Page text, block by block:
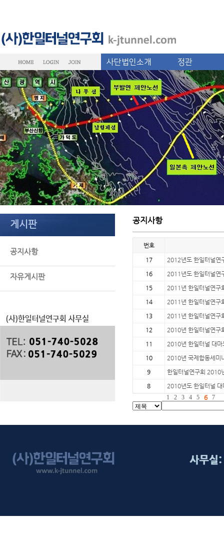
사단법인소개 정관
게시판
공지사항
자유게시판
공지사항
번호
17
2012년도 한일터널연
16
2011년도 한일터널연
15
2011년 한일터널연구
14
2011년 한일터널연구
13
2011년 한일터널연구
12
2010년 한일터널연구
11
2010년 한일터널 대
10
2010년 국제합동세미
9
한일터널연구회 2010
8
2010년도 한일터널
1
2 3 4 5 6 7